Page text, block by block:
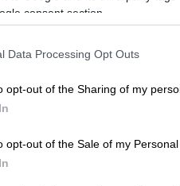
consent section.
Data Processing Opt Outs
opt-out of the Sharing of my
opt-out of the Sale of my Personal
σε υποστήριξη
στη Γάζα: Το